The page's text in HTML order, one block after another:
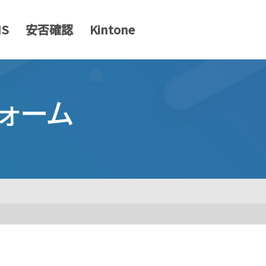
安否確認 Kintone
ーム